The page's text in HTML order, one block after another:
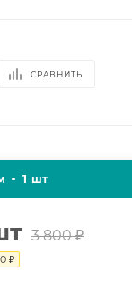
СРАВНИТЬ
1 шт
3 800₽
₽